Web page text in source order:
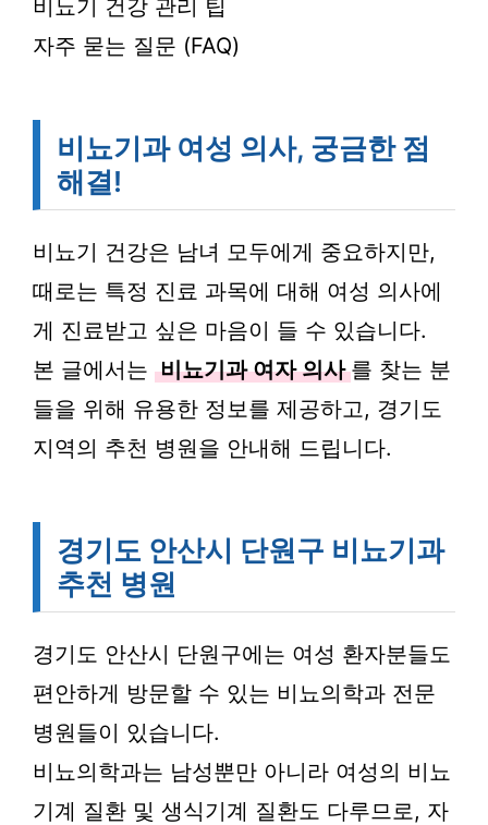
비뇨기 건강 관리 팁
자주 묻는 질문 (FAQ)
비뇨기과 여성 의사, 궁금한 점
해결!
비뇨기 건강은 남녀 모두에게 중요하지만,
때로는 특정 진료 과목에 대해 여성 의사에
게 진료받고 싶은 마음이 들 수 있습니다.
본 글에서는 비뇨기과 여자 의사 를 찾는 분
들을 위해 유용한 정보를 제공하고, 경기도
지역의 추천 병원을 안내해 드립니다.
경기도 안산시 단원구 비뇨기과
추천 병원
경기도 안산시 단원구에는 여성 환자분들도
편안하게 방문할 수 있는 비뇨의학과 전문
병원들이 있습니다.
비뇨의학과는 남성뿐만 아니라 여성의 비뇨
기계 질환 및 생식기계 질환도 다루므로, 자